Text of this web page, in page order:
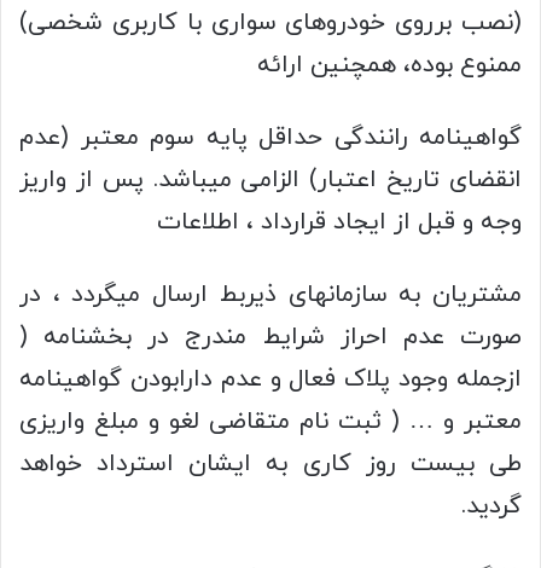
(نصب برروی خودروهای سواری با کاربری شخصی)
ممنوع بوده، همچنین ارائه
گواهینامه رانندگی حداقل پایه سوم معتبر (عدم
انقضای تاریخ اعتبار) الزامی میباشد. پس از واریز
وجه و قبل از ایجاد قرارداد ، اطلاعات
مشتریان به سازمانهای ذیربط ارسال میگردد ، در
صورت عدم احراز شرایط مندرج در بخشنامه (
ازجمله وجود پلاک فعال و عدم دارابودن گواهینامه
معتبر و … ( ثبت نام متقاضی لغو و مبلغ واریزی
طی بیست روز کاری به ایشان استرداد خواهد
گردید.